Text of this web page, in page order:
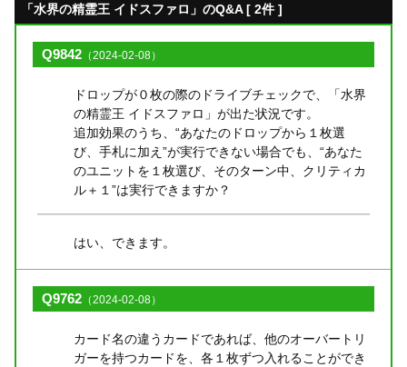
「水界の精霊王 イドスファロ」のQ&A [ 2件 ]
Q9842 （2024-02-08）
ドロップが０枚の際のドライブチェックで、「水界
の精霊王 イドスファロ」が出た状況です。
追加効果のうち、“あなたのドロップから１枚選
び、手札に加え”が実行できない場合でも、“あなた
のユニットを１枚選び、そのターン中、クリティカ
ル＋１”は実行できますか？
はい、できます。
Q9762 （2024-02-08）
カード名の違うカードであれば、他のオーバートリ
ガーを持つカードを、各１枚ずつ入れることができ